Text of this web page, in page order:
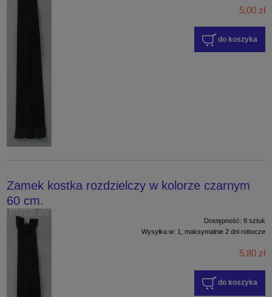
5,00 zł
do koszyka
Zamek kostka rozdzielczy w kolorze czarnym
60 cm.
Dostępność: 8 sztuk
Wysyłka w: 1, maksymalnie 2 dni robocze
5,80 zł
do koszyka